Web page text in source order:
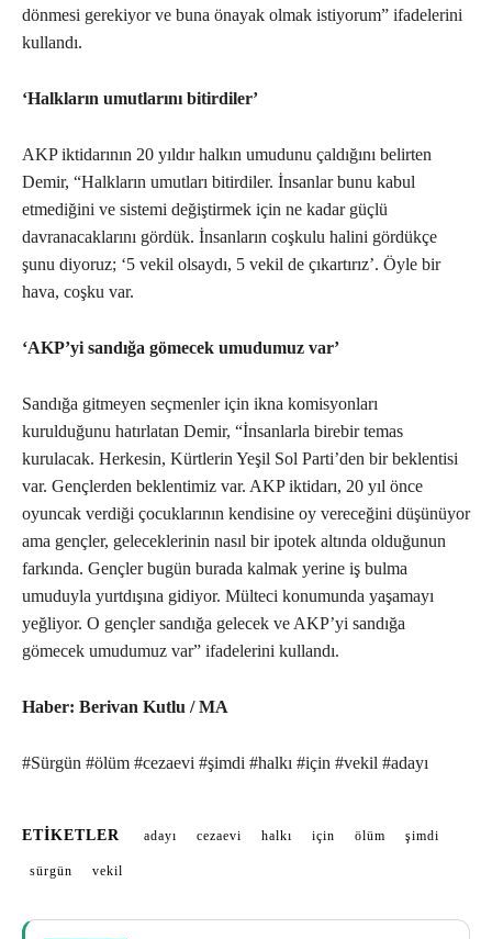
dönmesi gerekiyor ve buna önayak olmak istiyorum” ifadelerini
kullandı.
‘Halkların umutlarını bitirdiler’
AKP iktidarının 20 yıldır halkın umudunu çaldığını belirten
Demir, “Halkların umutları bitirdiler. İnsanlar bunu kabul
etmediğini ve sistemi değiştirmek için ne kadar güçlü
davranacaklarını gördük. İnsanların coşkulu halini gördükçe
şunu diyoruz; ‘5 vekil olsaydı, 5 vekil de çıkartırız’. Öyle bir
hava, coşku var.
‘AKP’yi sandığa gömecek umudumuz var’
Sandığa gitmeyen seçmenler için ikna komisyonları
kurulduğunu hatırlatan Demir, “İnsanlarla birebir temas
kurulacak. Herkesin, Kürtlerin Yeşil Sol Parti’den bir beklentisi
var. Gençlerden beklentimiz var. AKP iktidarı, 20 yıl önce
oyuncak verdiği çocuklarının kendisine oy vereceğini düşünüyor
ama gençler, geleceklerinin nasıl bir ipotek altında olduğunun
farkında. Gençler bugün burada kalmak yerine iş bulma
umuduyla yurtdışına gidiyor. Mülteci konumunda yaşamayı
yeğliyor. O gençler sandığa gelecek ve AKP’yi sandığa
gömecek umudumuz var” ifadelerini kullandı.
Haber: Berivan Kutlu / MA
#Sürgün #ölüm #cezaevi #şimdi #halkı #için #vekil #adayı
ETIKETLER adayı cezaevi halkı için ölüm şimdi
sürgün vekil